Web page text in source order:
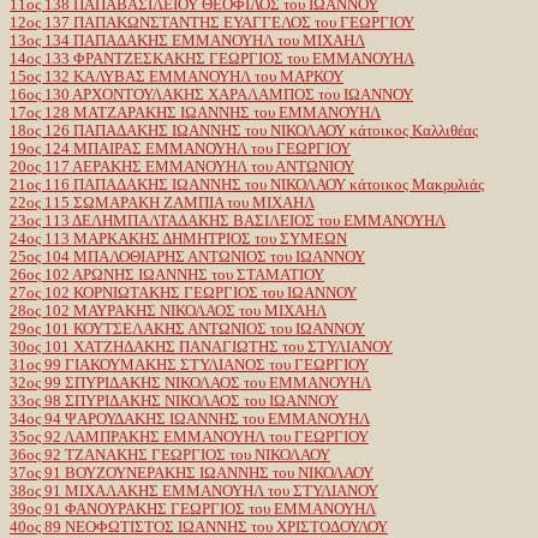
11ος 138 ΠΑΠΑΒΑΣΙΛΕΙΟΥ ΘΕΟΦΙΛΟΣ του ΙΩΑΝΝΟΥ
12ος 137 ΠΑΠΑΚΩΝΣΤΑΝΤΗΣ ΕΥΑΓΓΕΛΟΣ του ΓΕΩΡΓΙΟΥ
13ος 134 ΠΑΠΑΔΑΚΗΣ ΕΜΜΑΝΟΥΗΛ του ΜΙΧΑΗΛ
14ος 133 ΦΡΑΝΤΖΕΣΚΑΚΗΣ ΓΕΩΡΓΙΟΣ του ΕΜΜΑΝΟΥΗΛ
15ος 132 ΚΑΛΥΒΑΣ ΕΜΜΑΝΟΥΗΛ του ΜΑΡΚΟΥ
16ος 130 ΑΡΧΟΝΤΟΥΛΑΚΗΣ ΧΑΡΑΛΑΜΠΟΣ του ΙΩΑΝΝΟΥ
17ος 128 ΜΑΤΖΑΡΑΚΗΣ ΙΩΑΝΝΗΣ του ΕΜΜΑΝΟΥΗΛ
18ος 126 ΠΑΠΑΔΑΚΗΣ ΙΩΑΝΝΗΣ του ΝΙΚΟΛΑΟΥ κάτοικος Καλλιθέας
19ος 124 ΜΠΑΙΡΑΣ ΕΜΜΑΝΟΥΗΛ του ΓΕΩΡΓΙΟΥ
20ος 117 ΑΕΡΑΚΗΣ ΕΜΜΑΝΟΥΗΛ του ΑΝΤΩΝΙΟΥ
21ος 116 ΠΑΠΑΔΑΚΗΣ ΙΩΑΝΝΗΣ του ΝΙΚΟΛΑΟΥ κάτοικος Μακρυλιάς
22ος 115 ΣΩΜΑΡΑΚΗ ΖΑΜΠΙΑ του ΜΙΧΑΗΛ
23ος 113 ΔΕΛΗΜΠΑΛΤΑΔΑΚΗΣ ΒΑΣΙΛΕΙΟΣ του ΕΜΜΑΝΟΥΗΛ
24ος 113 ΜΑΡΚΑΚΗΣ ΔΗΜΗΤΡΙΟΣ του ΣΥΜΕΩΝ
25ος 104 ΜΠΑΛΟΘΙΑΡΗΣ ΑΝΤΩΝΙΟΣ του ΙΩΑΝΝΟΥ
26ος 102 ΑΡΩΝΗΣ ΙΩΑΝΝΗΣ του ΣΤΑΜΑΤΙΟΥ
27ος 102 ΚΟΡΝΙΩΤΑΚΗΣ ΓΕΩΡΓΙΟΣ του ΙΩΑΝΝΟΥ
28ος 102 ΜΑΥΡΑΚΗΣ ΝΙΚΟΛΑΟΣ του ΜΙΧΑΗΛ
29ος 101 ΚΟΥΤΣΕΛΑΚΗΣ ΑΝΤΩΝΙΟΣ του ΙΩΑΝΝΟΥ
30ος 101 ΧΑΤΖΗΔΑΚΗΣ ΠΑΝΑΓΙΩΤΗΣ του ΣΤΥΛΙΑΝΟΥ
31ος 99 ΓΙΑΚΟΥΜΑΚΗΣ ΣΤΥΛΙΑΝΟΣ του ΓΕΩΡΓΙΟΥ
32ος 99 ΣΠΥΡΙΔΑΚΗΣ ΝΙΚΟΛΑΟΣ του ΕΜΜΑΝΟΥΗΛ
33ος 98 ΣΠΥΡΙΔΑΚΗΣ ΝΙΚΟΛΑΟΣ του ΙΩΑΝΝΟΥ
34ος 94 ΨΑΡΟΥΔΑΚΗΣ ΙΩΑΝΝΗΣ του ΕΜΜΑΝΟΥΗΛ
35ος 92 ΛΑΜΠΡΑΚΗΣ ΕΜΜΑΝΟΥΗΛ του ΓΕΩΡΓΙΟΥ
36ος 92 ΤΖΑΝΑΚΗΣ ΓΕΩΡΓΙΟΣ του ΝΙΚΟΛΑΟΥ
37ος 91 ΒΟΥΖΟΥΝΕΡΑΚΗΣ ΙΩΑΝΝΗΣ του ΝΙΚΟΛΑΟΥ
38ος 91 ΜΙΧΑΛΑΚΗΣ ΕΜΜΑΝΟΥΗΛ του ΣΤΥΛΙΑΝΟΥ
39ος 91 ΦΑΝΟΥΡΑΚΗΣ ΓΕΩΡΓΙΟΣ του ΕΜΜΑΝΟΥΗΛ
40ος 89 ΝΕΟΦΩΤΙΣΤΟΣ ΙΩΑΝΝΗΣ του ΧΡΙΣΤΟΔΟΥΛΟΥ